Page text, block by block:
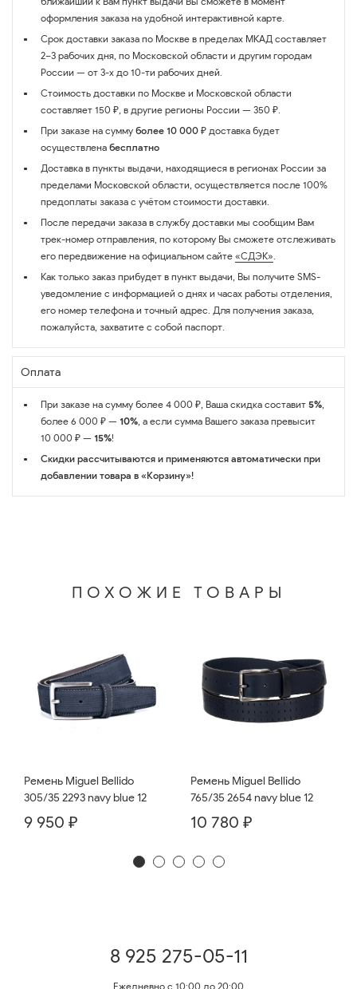
оформления заказа на удобной интерактивной карте.
Срок доставки заказа по Москве в пределах МКАД составляет
2–3 рабочих дня, по Московской области и другим городам
России — от 3-х до 10-ти рабочих дней.
Стоимость доставки по Москве и Московской области
составляет 150 ₽, в другие регионы России — 350 ₽.
При заказе на сумму более 10 000 ₽ доставка будет
осуществлена бесплатно
Доставка в пункты выдачи, находящиеся в регионах России за
пределами Московской области, осуществляется после 100%
предоплаты заказа с учётом стоимости доставки.
После передачи заказа в службу доставки мы сообщим Вам
трек-номер отправления, по которому Вы сможете отслеживать
его передвижение на официальном сайте «СДЭК».
Как только заказ прибудет в пункт выдачи, Вы получите SMS-
уведомление с информацией о днях и часах работы отделения,
его номер телефона и точный адрес. Для получения заказа,
пожалуйста, захватите с собой паспорт.
Оплата
При заказе на сумму более 4 000 ₽, Ваша скидка составит 5%,
более 6 000 ₽ — 10%, а если сумма Вашего заказа превысит
10 000 ₽ — 15%!
Скидки рассчитываются и применяются автоматически при
добавлении товара в «Корзину»!
ПОХОЖИЕ ТОВАРЫ
Ремень Miguel Bellido
305/35 2293 navy blue 12
9 950 ₽
Ремень Miguel Bellido
765/35 2654 navy blue 12
10 780 ₽
8 925 275-05-11
Ежедневно с 10:00 до 20:00